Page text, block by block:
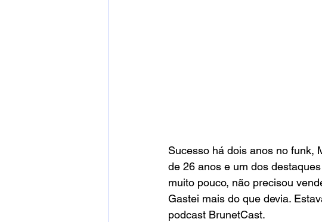
Sucesso há dois anos no funk,
de 26 anos e um dos
muito pouco, não precisou
Gastei mais do que devia.
podcast BrunetCast.